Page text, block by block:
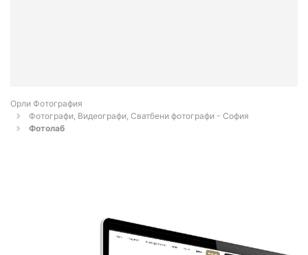
Орли Фотография
Фотографи, Видеографи, Сватбени фотографи - София
Фотолаб